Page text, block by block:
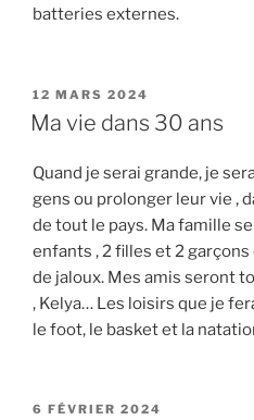
batteries externes.
PUBLIÉ
LE
12 MARS 2024
Ma vie dans 30 ans
Quand je serai grande, je
gens ou prolonger leur vie ,
de tout le pays. Ma famille
enfants , 2 filles et 2 garçons
de jaloux. Mes amis seront
, Kelya… Les loisirs que je
le foot, le basket et la
PUBLIÉ
6 FÉVRIER 2024